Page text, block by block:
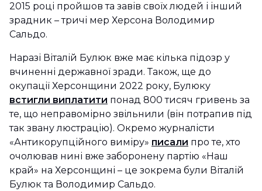
2015 році пройшов та завів своїх людей і інший
зрадник – тричі мер Херсона Володимир
Сальдо.
Наразі Віталій Булюк вже має кілька підозр у
вчиненні державної зради. Також, ще до
окупації Херсонщини 2022 року, Булюку
встигли виплатити понад 800 тисяч гривень за
те, що неправомірно звільнили (він потрапив під
так звану люстрацію). Окремо журналісти
«Антикорупційного виміру» писали про те, хто
очолював нині вже заборонену партію «Наш
край» на Херсонщині – це зокрема були Віталій
Булюк та Володимир Сальдо.